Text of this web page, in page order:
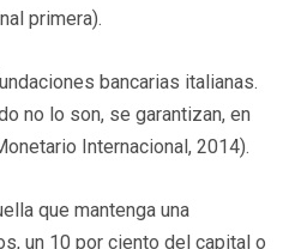
primera).
bancarias italianas.
no lo son, se garantizan, en
Internacional, 2014).
que mantenga una
un 10 por ciento del capital o